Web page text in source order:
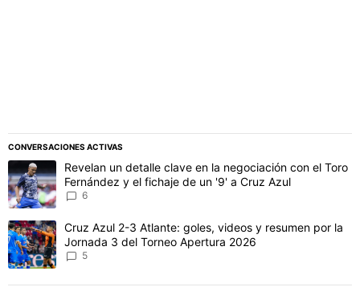
CONVERSACIONES ACTIVAS
Este listado muestra los artículos con más comentarios en los
Un artículo de tendencia con el título "Revelan un detalle clave
Revelan un detalle clave en la negociación con el Toro
Fernández y el fichaje de un '9' a Cruz Azul
6
Un artículo de tendencia con el título "Cruz Azul 2-3 Atlante:
Cruz Azul 2-3 Atlante: goles, videos y resumen por la
Jornada 3 del Torneo Apertura 2026
5